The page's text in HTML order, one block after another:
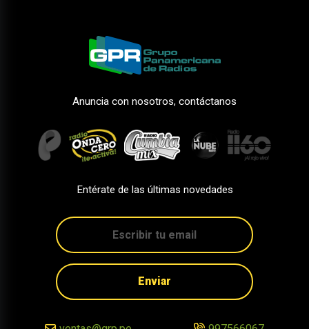
Anuncia con nosotros, contáctanos
Entérate de las últimas novedades
Enviar